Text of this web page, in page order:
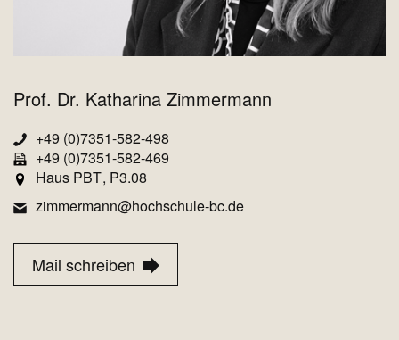
Prof. Dr. Katharina Zimmermann
+49 (0)7351-582-498
+49 (0)7351-582-469
Haus PBT P3.08
zimmermann@hochschule-bc.de
Mail schreiben